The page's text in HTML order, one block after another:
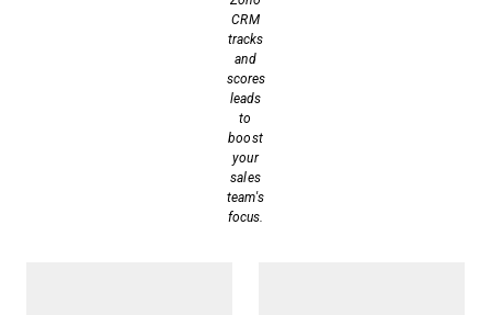
CRM
tracks
and
scores
leads
to
boost
your
sales
team's
focus.